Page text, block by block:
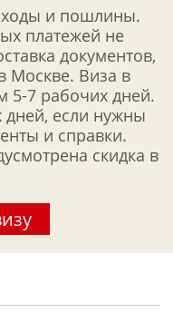
и пошлины.
платежей не
документов,
Москве. Виза в
5-7 рабочих дней.
если нужны
и справки.
скидка в